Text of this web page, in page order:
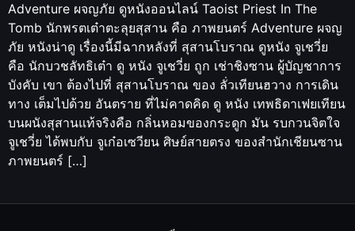
Adventure ผจญภัย ดูหนังออนไลน์ Taoist Priest In The
Tomb นักพรตเต๋าตะลุยสุสาน คือ ภาพยนตร์ Adventure ผจญ
ภัย หนังน่าดู เรื่องนี้มีฉากหลังที่ สุสานโบราณ ดูหนัง จูเชวี่ย
คือ นักบวชลัทธิเต๋า ดู หนัง จูเชวี่ย ถูก เช่าชิงซาน ผู้บัญชาการ
บังคับ เขา ต้องไปที่ สุสานโบราณ ของ ลั่วเทียนฮวาง การเดิน
ทาง เต็มไปด้วย อันตราย ที่ไม่คาดคิด ดู หนัง เทพธิดาเฟยเทียน
บนผนังสุสานแท้จริงคือ กลิ่นหอมของกระดูก มัน รบกวนจิตใจ
จูเชวี่ย ได้พบกับ จูเก๋อเซวียน ศิษย์สายตรง ของสำนักเชียนซาน
ภาพยนตร์ […]